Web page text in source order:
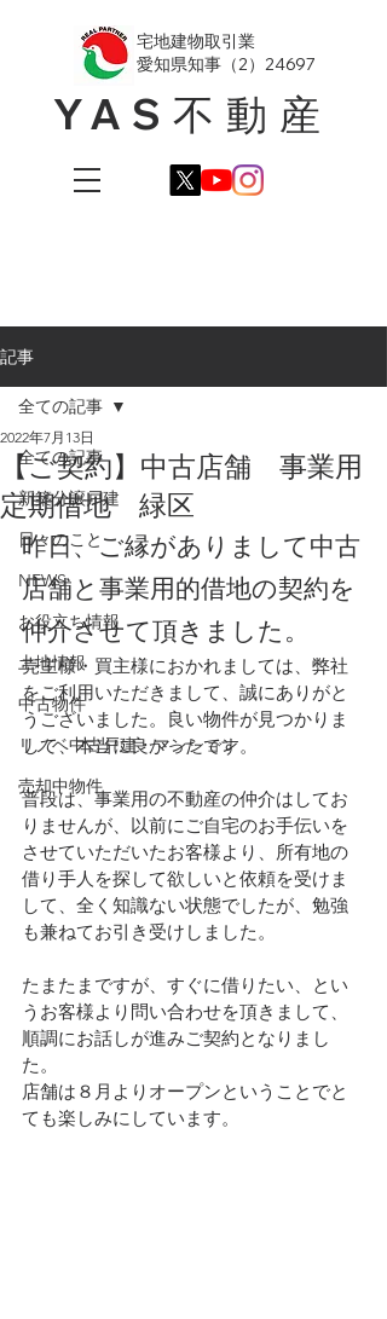
YAS不動産
​宅地建物取引業
愛知県知事（2）24697
記事
全ての記事
新築分譲戸建
日々のこと
NEWS
お役立ち情報
土地情報
中古物件
リノベ中古戸建・マンション
売却中物件
全ての記事
【ご契約】中古店舗 事業用
定期借地 緑区
2022年7月13日
昨日、ご縁がありまして中古
店舗と事業用的借地の契約を
仲介させて頂きました。
売主様・買主様におかれましては、弊社
をご利用いただきまして、誠にありがと
うございました。良い物件が見つかりま
して、本当に良かったです。
普段は、事業用の不動産の仲介はしてお
りませんが、以前にご自宅のお手伝いを
させていただいたお客様より、所有地の
借り手人を探して欲しいと依頼を受けま
して、全く知識ない状態でしたが、勉強
も兼ねてお引き受けしました。
たまたまですが、すぐに借りたい、とい
うお客様より問い合わせを頂きまして、
順調にお話しが進みご契約となりまし
た。
店舗は８月よりオープンということでと
ても楽しみにしています。